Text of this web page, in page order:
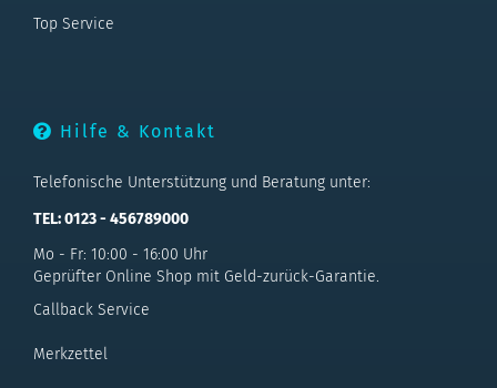
Top Service
Hilfe & Kontakt
Telefonische Unterstützung und Beratung unter:
TEL: 0123 - 456789000
Mo - Fr: 10:00 - 16:00 Uhr
Geprüfter Online Shop mit Geld-zurück-Garantie.
Callback Service
Merkzettel